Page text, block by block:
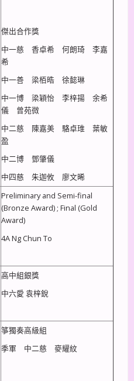
傑出合作獎
中一慈 香卓希 何朗琦 李嘉
希
中一善 梁栢晧 徐懿琳
中一博 梁穎怡 李梓揚 余希
儀 曾苑微
中二慈 陳嘉美 駱卓琟 葉敏
盈
中二博 鄧肇儀
中四慈 朱迦攸 廖文晞
Preliminary and Semi-final
(Bronze Award) ; Final (Gold
Award)
4A Ng Chun To
高中組銀獎
中六愛 袁梓銳
箏獨奏高級組
季軍 中二慈 麥耀紋